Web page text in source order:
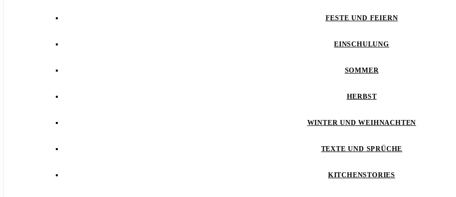
FESTE UND FEIERN
EINSCHULUNG
SOMMER
HERBST
WINTER UND WEIHNACHTEN
TEXTE UND SPRÜCHE
KITCHENSTORIES